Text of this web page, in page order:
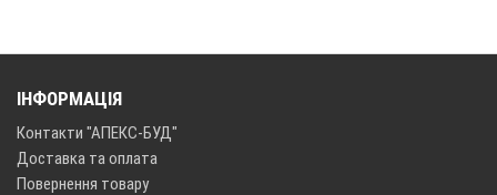
ІНФОРМАЦІЯ
Контакти "АПЕКС-БУД"
Доставка та оплата
Повернення товару